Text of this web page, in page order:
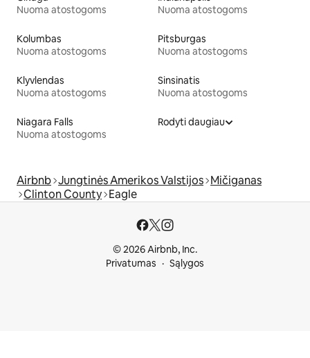
Nuoma atostogoms
Nuoma atostogoms
Kolumbas
Nuoma atostogoms
Pitsburgas
Nuoma atostogoms
Klyvlendas
Nuoma atostogoms
Sinsinatis
Nuoma atostogoms
Niagara Falls
Nuoma atostogoms
Rodyti daugiau
Airbnb Jungtinės Amerikos Valstijos Mičiganas
Clinton County Eagle
© 2026 Airbnb, Inc.
Privatumas
Sąlygos